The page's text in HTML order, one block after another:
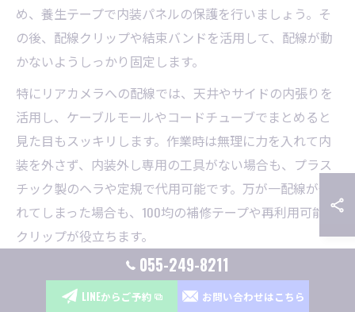
め、養生テープで内装パネルの保護を行いましょう。そ
の後、配線クリップや結束バンドを活用して、配線が動
かないようしっかり固定します。
特にリアカメラへの配線では、天井やサイドの内張りを
活用し、ケーブルモールやコードチューブでまとめると
見た目もスッキリします。作業時は無理に力を入れて内
装を外さず、内装外し専用の工具がない場合も、プラス
チック製のヘラや定規で代用可能です。万が一配線が外
れてしまった場合も、100均の補修テープや再利用可能な
クリップが役立ちます。
配線隠しに100均を上手く使うドライブレコーダー取
055-249-8211
LINEからご予約 お問い合わせはこちら